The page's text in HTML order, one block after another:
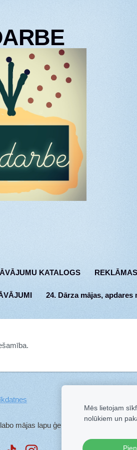
KATALOGS REKLĀMAS
24. Dārza mājas, apdares
mājas lapu ģeneratoru.
Mēs lietojam
nolūkiem un